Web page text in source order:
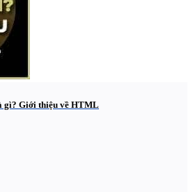
gì? Giới thiệu về HTML